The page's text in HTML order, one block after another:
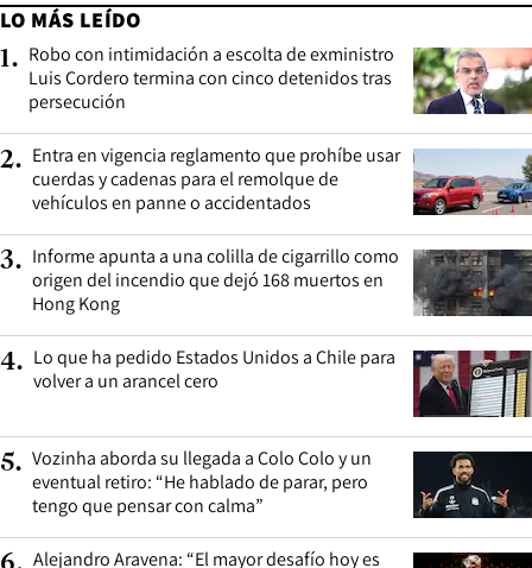
LO MÁS LEÍDO
1. Robo con intimidación a escolta de exministro
Luis Cordero termina con cinco detenidos tras
persecución
2. Entra en vigencia reglamento que prohíbe usar
cuerdas y cadenas para el remolque de
vehículos en panne o accidentados
3. Informe apunta a una colilla de cigarrillo como
origen del incendio que dejó 168 muertos en
Hong Kong
4. Lo que ha pedido Estados Unidos a Chile para
volver a un arancel cero
5. Vozinha aborda su llegada a Colo Colo y un
eventual retiro: “He hablado de parar, pero
tengo que pensar con calma”
Alejandro Aravena: “El mayor desafío hoy es